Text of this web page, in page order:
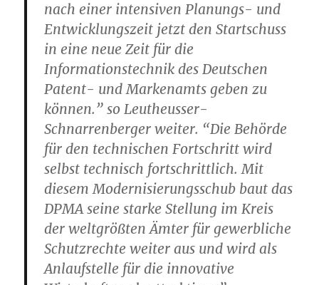
nach einer intensiven Planungs- und
Entwicklungszeit jetzt den Startschuss
in eine neue Zeit für die
Informationstechnik des Deutschen
Patent- und Markenamts geben zu
können.” so Leutheusser-
Schnarrenberger weiter. “Die Behörde
für den technischen Fortschritt wird
selbst technisch fortschrittlich. Mit
diesem Modernisierungsschub baut das
DPMA seine starke Stellung im Kreis
der weltgrößten Ämter für gewerbliche
Schutzrechte weiter aus und wird als
Anlaufstelle für die innovative